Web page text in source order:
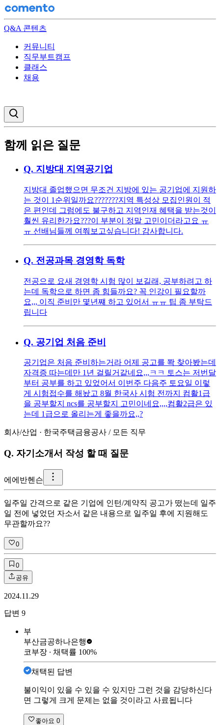
Q&A 콘텐츠
커뮤니티
직무부트캠프
클래스
채용
함께 읽은 질문
Q. 지방대 지역공기업
지방대 졸업했으면 무조건 지방에 있는 공기업에 지원하
는 것이 1순위일까요??????? ​ ​ 지역 특성상 모집인원이 적
은 편인데 그럼에도 불구하고 지역인재 혜택을 받는것이
훨씬 유리한가요??? ​ 이 부분이 정말 고민이더라고요 ㅠ
ㅠ 선배님들께 여쭤보고싶습니다! 감사합니다.
Q. 전공과목 경영학 독학
전공으로 요새 경영학 시험 많이 보길래, 공부하려고 하
는데 독학으로 하면 좀 힘들까요? 꼭 인강이 필요할까
요,,, 이직 준비만 몇년쨰 하고 있어서 ㅠㅠ 팁 좀 부탁드
립니다
Q. 공기업 처음 준비
공기업은 처음 준비하는거라 어제 공고를 쫙 찾아봤는데
자격증 따는데만 1년 걸릴거같네요,,,ㅋㅋ 토스는 저번달
부터 공부를 하고 있었어서 이번주 다음주 토요일 이렇
게 시험접수를 해놨고 8월 한국사 시험 전까지 컴활1급
을 공부할지 ncs를 공부할지 고민이네요,,,,컴활2급은 있
는데 1급으로 올리는게 좋을까요,,?
회사/산업 · 한국주택금융공사 / 모든 직무
Q. 자기소개서 작성 할 때 질문
에 에반헨슨
일주일 간격으로 같은 기업에 인턴/계약직 공고가 떴는데 일주
일 전에 넣었던 자소서 같은 내용으로 일주일 후에 지원해도
무관할까요??
0
0
공유
2024.11.29
답변 9
부
부산금공하나은행
코부장 ∙ 채택률 100%
채택된 답변
불이익이 있을 수 있을 수 있지만 그런 것을 감당하신다
면 그렇게 크게 문제는 없을 것이라고 사료됩니다
좋아요 0